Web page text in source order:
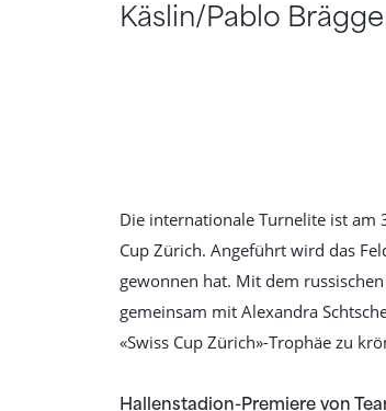
Käslin/Pablo
Die internationale Turnelite ist am
Cup Zürich. Angeführt wird das
gewonnen hat. Mit dem
gemeinsam mit Alexandra
«Swiss Cup Zürich»-Trophäe zu
Hallenstadion-Premiere von